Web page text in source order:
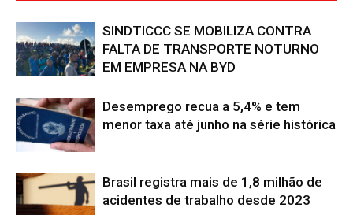
SINDTICCC SE MOBILIZA CONTRA
FALTA DE TRANSPORTE NOTURNO
EM EMPRESA NA BYD
Desemprego recua a 5,4% e tem
menor taxa até junho na série histórica
Brasil registra mais de 1,8 milhão de
acidentes de trabalho desde 2023